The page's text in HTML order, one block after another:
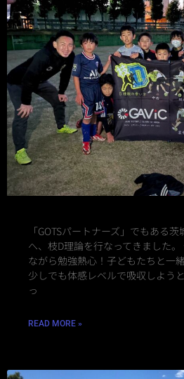
「GOTSパートナーズ」でもある
へ、枝D理論を行なってきました
ながら勉強熱心！子どもたちと一
少しでも体感レベルで吸収しよう
っ
READ MORE »